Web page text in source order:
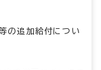
の追加給付につい